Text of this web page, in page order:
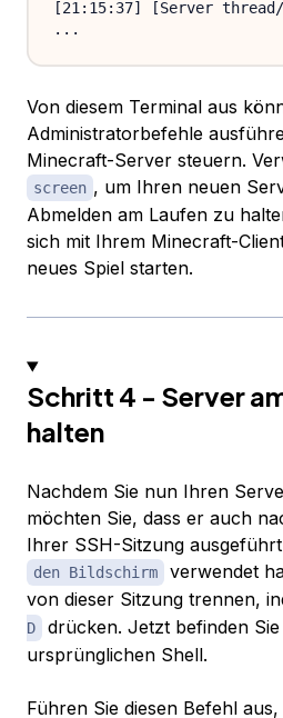
[21:15:37] [Server
Von diesem Terminal aus
Administratorbefehle
Minecraft-Server steuern.
screen , um Ihren neuen
Abmelden am Laufen zu
sich mit Ihrem Minecraft-
neues Spiel starten.
Schritt 4 - Server
halten
Nachdem Sie nun Ihren
möchten Sie, dass er auch
Ihrer SSH-Sitzung
den Bildschirm
verwendet
von dieser Sitzung trennen,
D
drücken. Jetzt befinden
ursprünglichen Shell.
Führen Sie diesen Befehl